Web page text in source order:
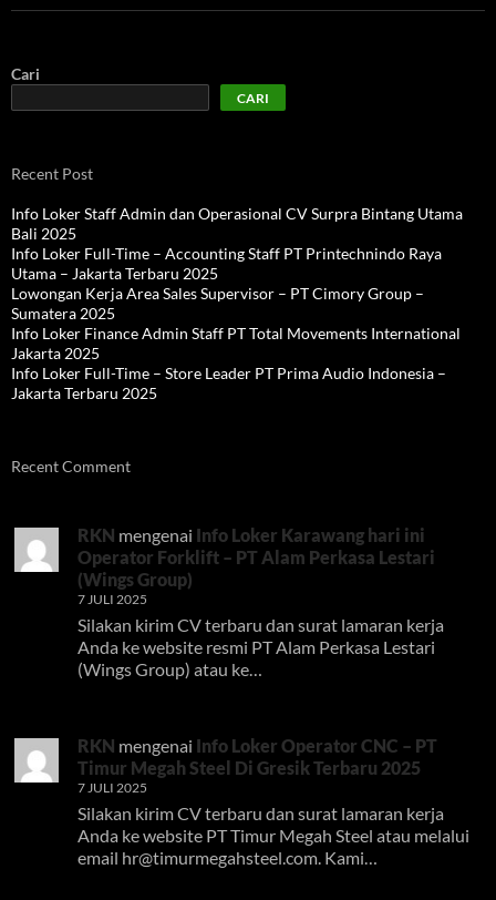
Cari
CARI
Recent Post
Info Loker Staff Admin dan Operasional CV Surpra Bintang Utama
Bali 2025
Info Loker Full-Time – Accounting Staff PT Printechnindo Raya
Utama – Jakarta Terbaru 2025
Lowongan Kerja Area Sales Supervisor – PT Cimory Group –
Sumatera 2025
Info Loker Finance Admin Staff PT Total Movements International
Jakarta 2025
Info Loker Full-Time – Store Leader PT Prima Audio Indonesia –
Jakarta Terbaru 2025
Recent Comment
RKN mengenai Info Loker Karawang hari ini
Operator Forklift – PT Alam Perkasa Lestari
(Wings Group)
7 JULI 2025
Silakan kirim CV terbaru dan surat lamaran kerja
Anda ke website resmi PT Alam Perkasa Lestari
(Wings Group) atau ke…
RKN mengenai Info Loker Operator CNC – PT
Timur Megah Steel Di Gresik Terbaru 2025
7 JULI 2025
Silakan kirim CV terbaru dan surat lamaran kerja
Anda ke website PT Timur Megah Steel atau melalui
email hr@timurmegahsteel.com. Kami…